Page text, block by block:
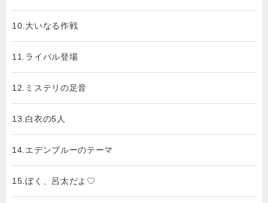
10.大いなる作戦
11.ライバル登場
12.ミステリの足音
13.白衣の5人
14.エデンブルーのテーマ
15.ぼく、呂太だよ♡